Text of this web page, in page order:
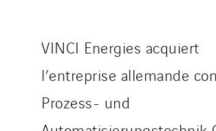
VINCI Energies acquiert
l’entreprise allemande
Prozess- und